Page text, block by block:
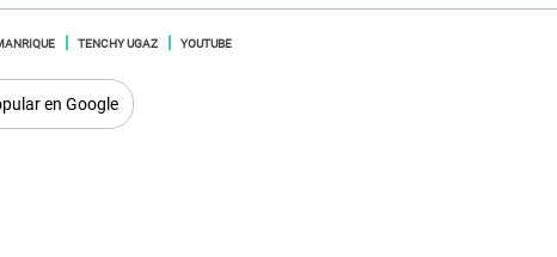
TENCHY UGAZ YOUTUBE
en Google